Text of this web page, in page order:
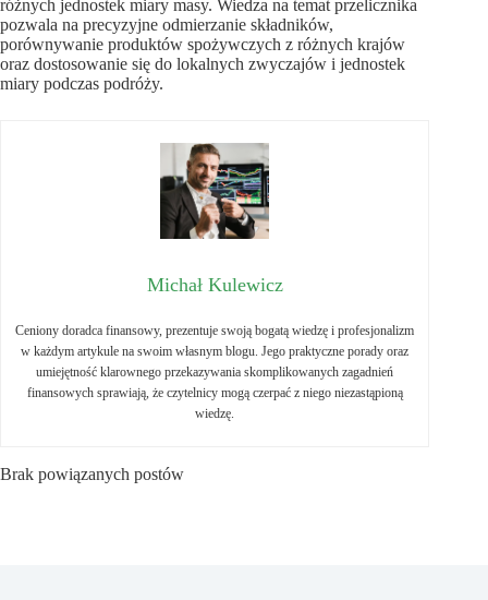
różnych jednostek miary masy. Wiedza na temat przelicznika
pozwala na precyzyjne odmierzanie składników,
porównywanie produktów spożywczych z różnych krajów
oraz dostosowanie się do lokalnych zwyczajów i jednostek
miary podczas podróży.
Michał Kulewicz
Ceniony doradca finansowy, prezentuje swoją bogatą wiedzę i profesjonalizm
w każdym artykule na swoim własnym blogu. Jego praktyczne porady oraz
umiejętność klarownego przekazywania skomplikowanych zagadnień
finansowych sprawiają, że czytelnicy mogą czerpać z niego niezastąpioną
wiedzę.
Brak powiązanych postów